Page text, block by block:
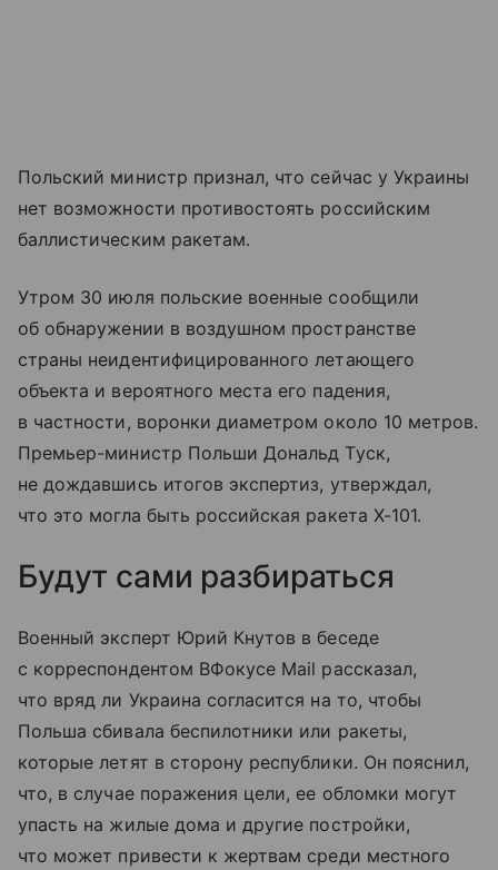
Польский министр признал, что сейчас у Украины
нет возможности противостоять российским
баллистическим ракетам.
Утром 30 июля польские военные сообщили
об обнаружении в воздушном пространстве
страны неидентифицированного летающего
объекта и вероятного места его падения,
в частности, воронки диаметром около 10 метров.
Премьер-министр Польши Дональд Туск,
не дождавшись итогов экспертиз, утверждал,
что это могла быть российская ракета Х-101.
Будут сами разбираться
Военный эксперт Юрий Кнутов в беседе
с корреспондентом ВФокусе Mail рассказал,
что вряд ли Украина согласится на то, чтобы
Польша сбивала беспилотники или ракеты,
которые летят в сторону республики. Он пояснил,
что, в случае поражения цели, ее обломки могут
упасть на жилые дома и другие постройки,
что может привести к жертвам среди местного